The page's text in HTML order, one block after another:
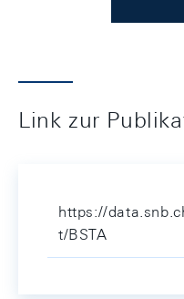
Link zur
https://
t/BSTA